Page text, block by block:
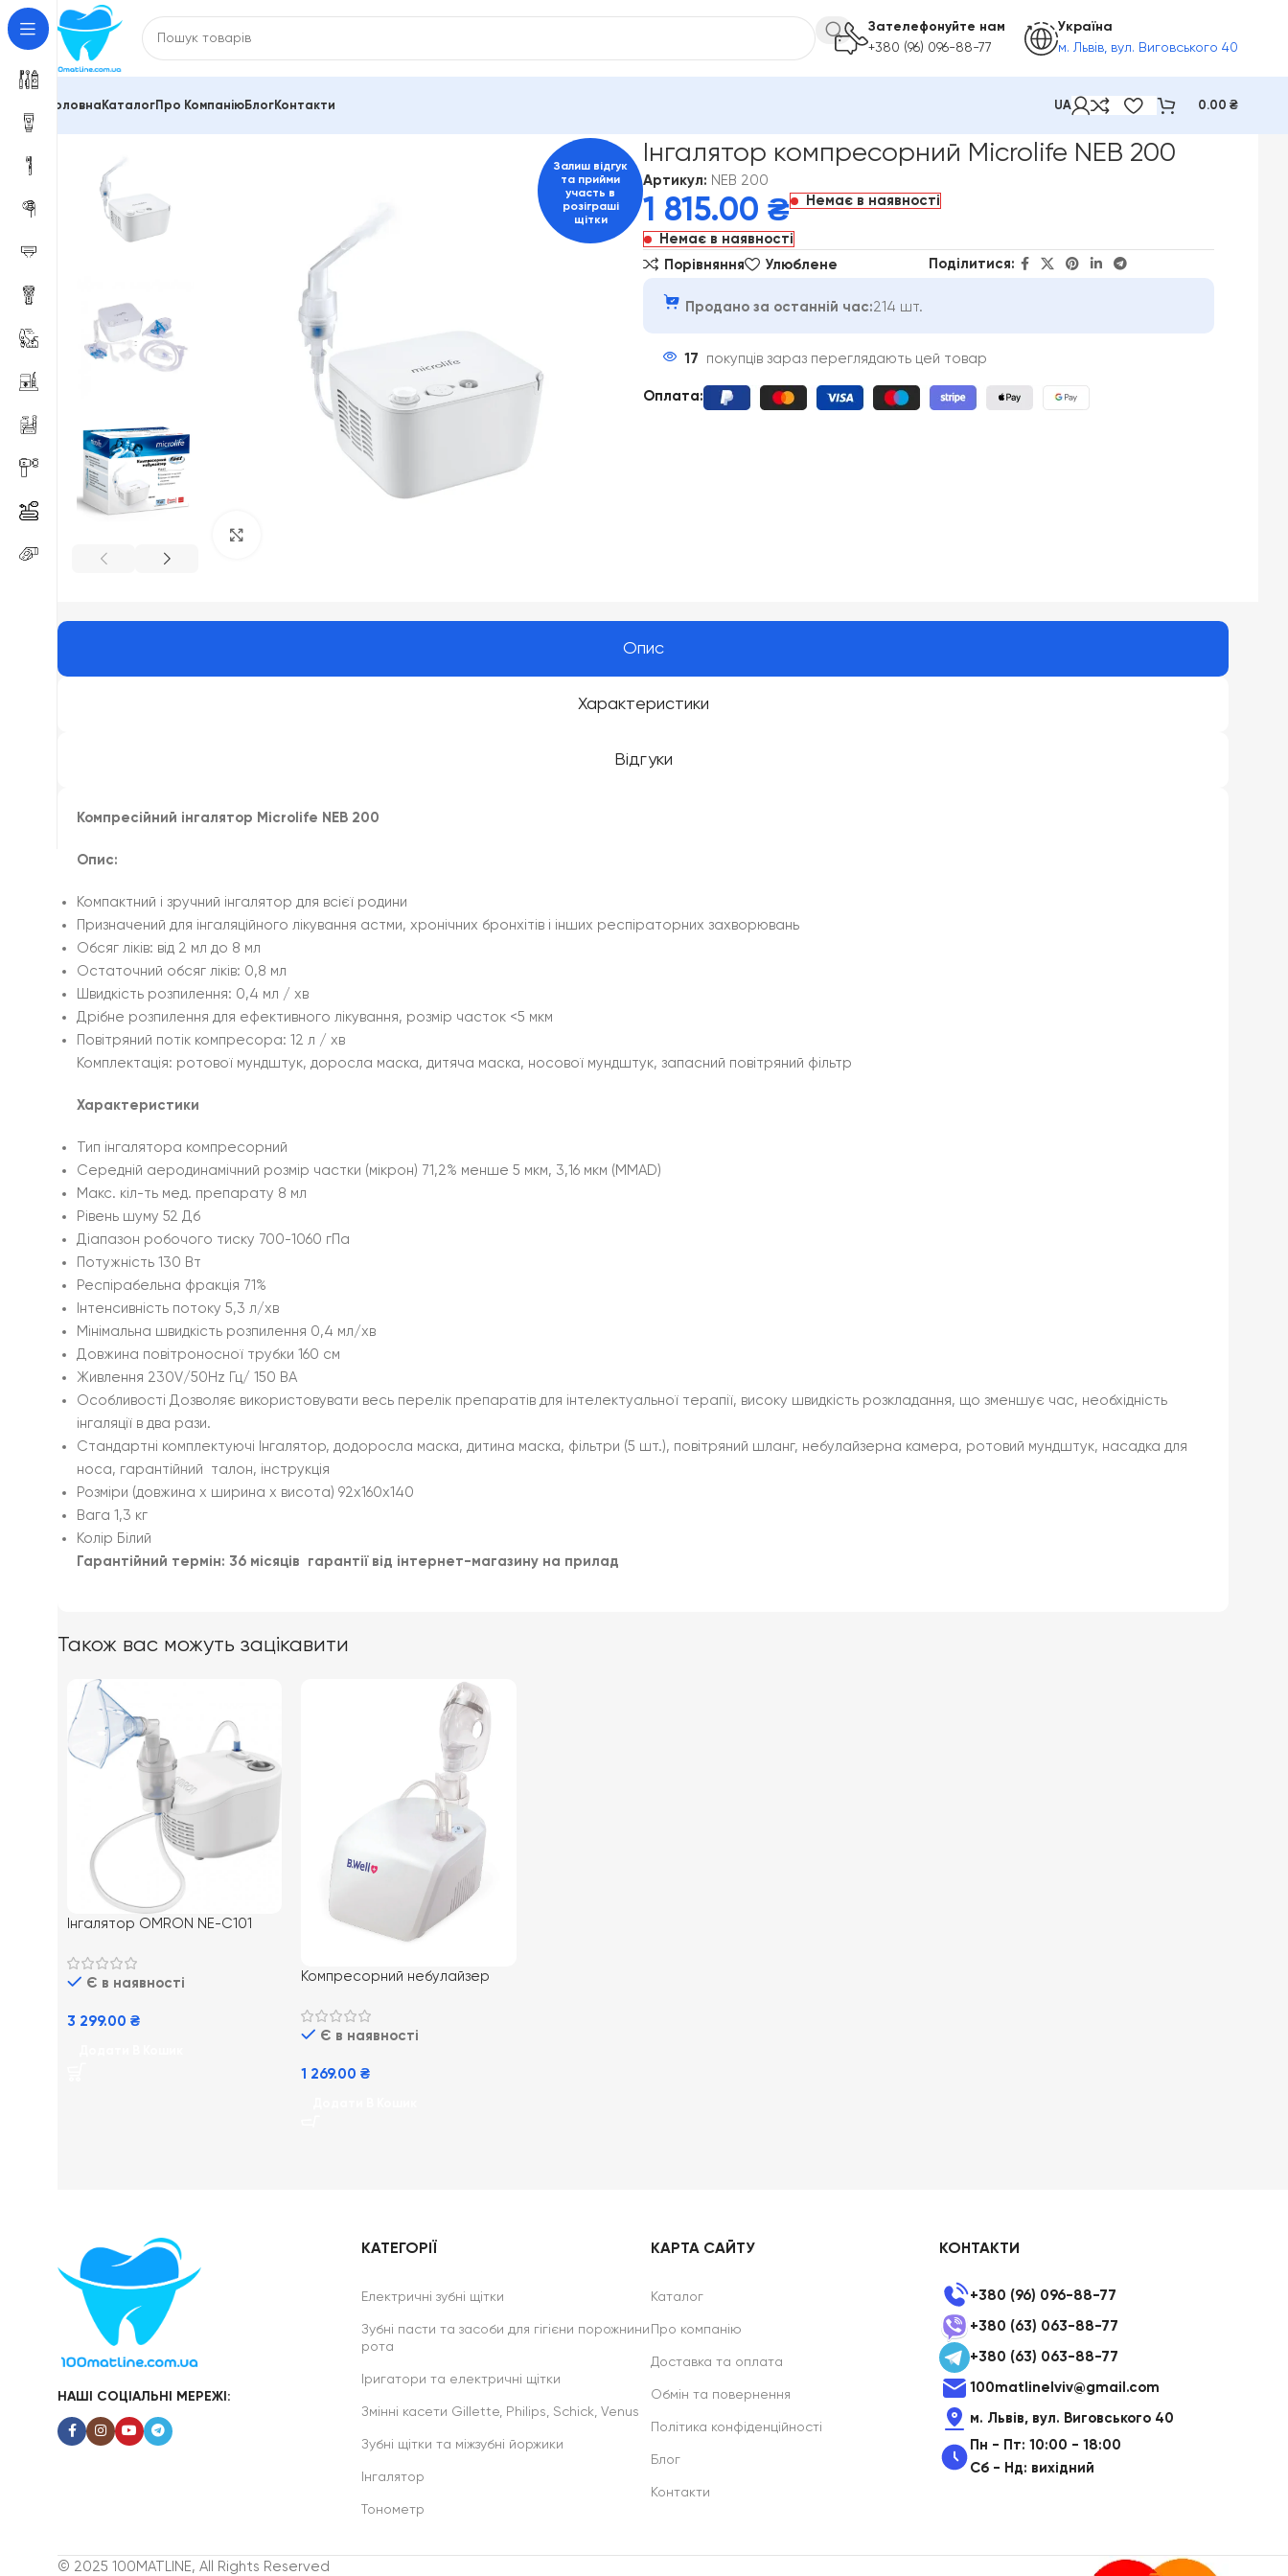
Зателефонуйте нам
+380 (96) 096-88-77
Україна
м. Львів, вул. Виговського 40
Головна КаталогПро КомпаніюБлогКонтакти UA 0.00 ₴
Залиш відгук
та прийми
участь в
розіграші
щітки
Інгалятор компресорний Microlife NEB 200
Артикул: NEB 200
1 815.00 ₴ Немає в наявності
Немає в наявності
Порівняння
Улюблене Поділитися:
Продано за останній час:214 шт.
17 покупців зараз переглядають цей товар
Оплата:
Опис
Характеристики
Відгуки
Компресійний інгалятор Microlife NEB 200
Опис:
Компактний і зручний інгалятор для всієї родини
Призначений для інгаляційного лікування астми, хронічних бронхітів і інших респіраторних захворювань
Обсяг ліків: від 2 мл до 8 мл
Остаточний обсяг ліків: 0,8 мл
Швидкість розпилення: 0,4 мл / хв
Дрібне розпилення для ефективного лікування, розмір часток <5 мкм
Повітряний потік компресора: 12 л / хв
Комплектація: ротової мундштук, доросла маска, дитяча маска, носової мундштук, запасний повітряний фільтр
Характеристики
Тип інгалятора компресорний
Середній аеродинамічний розмір частки (мікрон) 71,2% менше 5 мкм, 3,16 мкм (MMAD)
Макс. кіл-ть мед. препарату 8 мл
Рівень шуму 52 Дб
Діапазон робочого тиску 700-1060 гПа
Потужність 130 Вт
Респірабельна фракція 71%
Інтенсивність потоку 5,3 л/хв
Мінімальна швидкість розпилення 0,4 мл/хв
Довжина повітроносної трубки 160 см
Живлення 230V/50Hz Гц/ 150 ВА
Особливості Дозволяє використовувати весь перелік препаратів для інтелектуальної терапії, високу швидкість розкладання, що зменшує час, необхідність
інгаляції в два рази.
Стандартні комплектуючі Інгалятор, додоросла маска, дитина маска, фільтри (5 шт.), повітряний шланг, небулайзерна камера, ротовий мундштук, насадка для
носа, гарантійний талон, інструкція
Розміри (довжина x ширина x висота) 92х160х140
Вага 1,3 кг
Колір Білий
Гарантійний термін: 36 місяців гарантії від інтернет-магазину на прилад
Також вас можуть зацікавити
Інгалятор OMRON NE-C101
Є в наявності
3 299.00 ₴
Компресорний небулайзер
Є в наявності
1 269.00₴
НАШІ СОЦІАЛЬНІ МЕРЕЖІ:
КАТЕГОРІЇ
Електричні зубні щітки
Зубні пасти та засоби для гігієни порожнини
рота
Іригатори та електричні щітки
Змінні касети Gillette, Philips, Schick, Venus
Зубні щітки та міжзубні йоржики
Інгалятор
Тонометр
КАРТА САЙТУ
Каталог
Про компанію
Доставка та оплата
Обмін та повернення
Політика конфіденційності
Блог
Контакти
КОНТАКТИ
+380 (96) 096-88-77
+380 (63) 063-88-77
+380 (63) 063-88-77
100matlinelviv@gmail.com
м. Львів, вул. Виговського 40
Пн - Пт: 10:00 - 18:00
Сб - Нд: вихідний
© 2025 100MATLINE, All Rights Reserved